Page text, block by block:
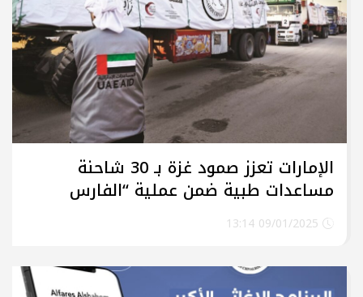
الإمارات تعزز صمود غزة بـ 30 شاحنة
مساعدات طبية ضمن عملية “الفارس
الشهم 3”